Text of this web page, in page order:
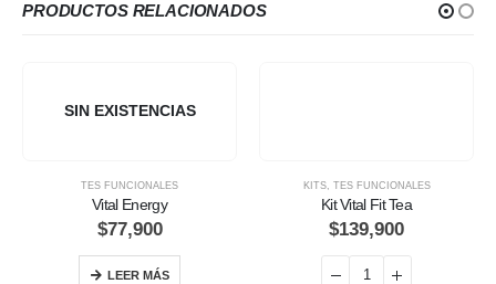
PRODUCTOS RELACIONADOS
SIN EXISTENCIAS
TES FUNCIONALES
Vital Energy
$77,900
LEER MÁS
KITS, TES FUNCIONALES
Kit Vital Fit Tea
$139,900